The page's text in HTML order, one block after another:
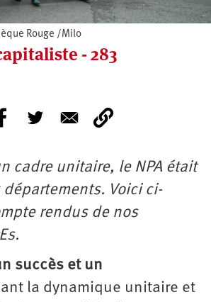
Rouge /Milo
- 283
cadre unitaire, le NPA était
Voici ci-
rendus de nos
succès et un
la dynamique unitaire et